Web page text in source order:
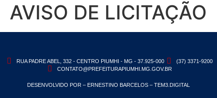
AVISO DE LICITAÇÃO
RUA PADRE ABEL, 332 - CENTRO PIUMHI - MG - 37.925-000
(37) 3371-9200
CONTATO@PREFEITURAPIUMHI.MG.GOV.BR
DESENVOLVIDO POR – ERNESTINO BARCELOS – TEM3.DIGITAL